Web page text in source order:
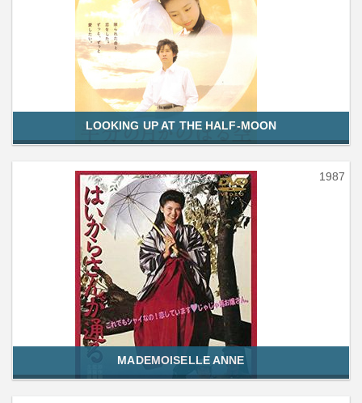
LOOKING UP AT THE HALF-MOON
1987
MADEMOISELLE ANNE